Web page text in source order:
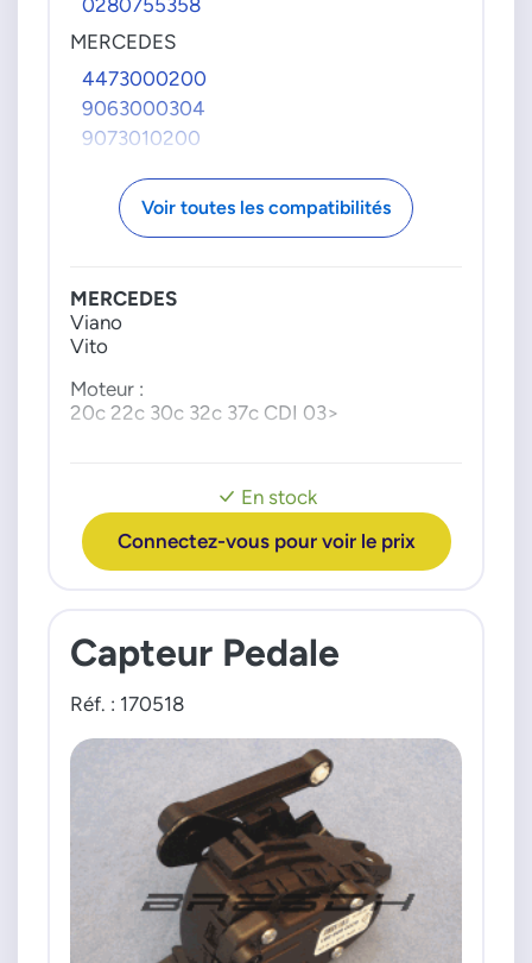
MERCEDES
4473000200
9063000304
9073010200
A9063000304
A9073010200
2E0721507B
2E0721507D
2E0721507F
Voir toutes les compatibilités
En stock
Connectez-vous pour voir le prix
MERCEDES
Viano
Vito
Moteur :
20c 22c 30c 32c 37c CDI 03>
Capteur Pedale
Réf. : 170518